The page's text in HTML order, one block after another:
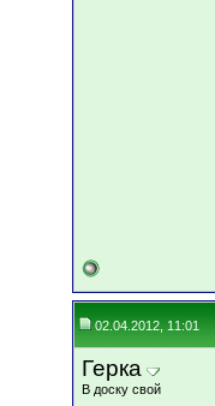
02.04.2012, 11:01
Герка
В доску свой